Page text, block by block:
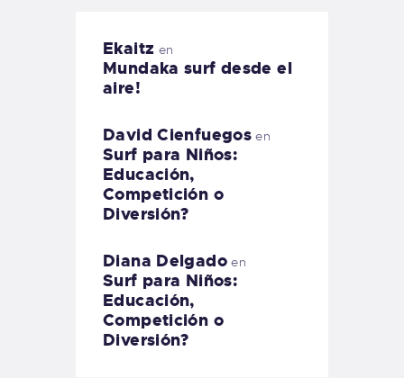
Ekaitz en
Mundaka surf desde el
aire!
David Cienfuegos en
Surf para Niños:
Educación,
Competición o
Diversión?
Diana Delgadoen
Surf para Niños:
Educación,
Competición o
Diversión?